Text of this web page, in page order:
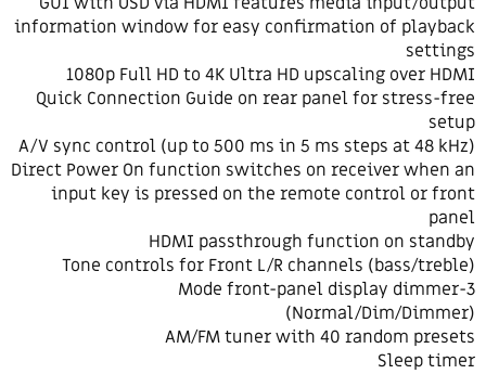
information window for easy confirmation of playback
settings
1080p Full HD to 4K Ultra HD upscaling over HDMI
Quick Connection Guide on rear panel for stress-free
setup
A/V sync control (up to 500 ms in 5 ms steps at 48 kHz)
Direct Power On function switches on receiver when an
input key is pressed on the remote control or front
panel
HDMI passthrough function on standby
Tone controls for Front L/R channels (bass/treble)
3-Mode front-panel display dimmer
(Normal/Dim/Dimmer)
AM/FM tuner with 40 random presets
Sleep timer